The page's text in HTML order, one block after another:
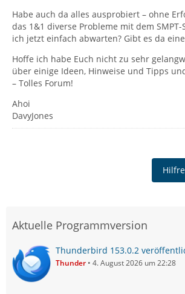
Habe auch da alles ausprobiert – ohne
das 1&1 diverse Probleme mit dem SMPT-
ich jetzt einfach abwarten? Gibt es da
Hoffe ich habe Euch nicht zu sehr
über einige Ideen, Hinweise und Tipps
– Tolles Forum!
Ahoi
DavyJones
Aktuelle Programmversion
Thunderbird 153.0.2
Thunder 4. August 2026 um 22:28